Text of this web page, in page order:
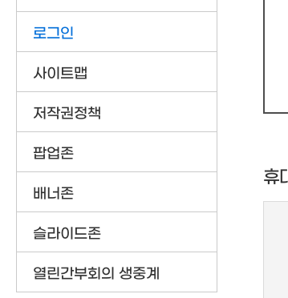
로그인
사이트맵
저작권정책
팝업존
배너존
슬라이드존
열린간부회의 생중계
휴